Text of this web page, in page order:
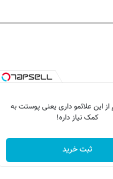
از این علائمو داری یعنی پوستت به
کمک نیاز داره!
ثبت خرید